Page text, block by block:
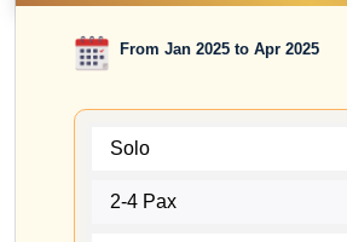
From Jan 2025 to Apr 2025
Solo
2-4 Pax